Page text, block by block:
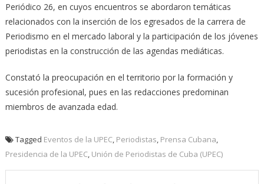
Periódico 26, en cuyos encuentros se abordaron temáticas
relacionados con la inserción de los egresados de la carrera de
Periodismo en el mercado laboral y la participación de los jóvenes
periodistas en la construcción de las agendas mediáticas.
Constató la preocupación en el territorio por la formación y
sucesión profesional, pues en las redacciones predominan
miembros de avanzada edad.
Tagged Eventos de la UPEC, Periodistas, Prensa Cubana,
Presidencia de la UPEC, Unión de Periodistas de Cuba (UPEC)